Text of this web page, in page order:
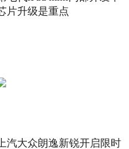
片升级是重点
汽大众朗逸新锐开启限时